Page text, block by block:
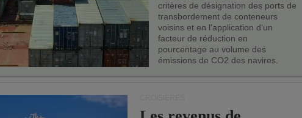
critères de désignation des ports de
transbordement de conteneurs
voisins et en l'application d'un
facteur de réduction en
pourcentage au volume des
émissions de CO2 des navires.